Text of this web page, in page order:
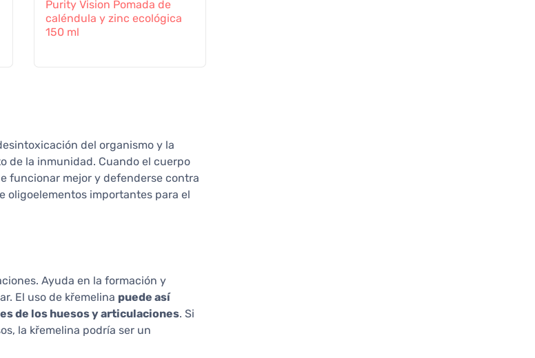
Purity Vision Pomada de
caléndula y zinc ecológica
150 ml
del organismo y la
de la inmunidad. Cuando el cuerpo
funcionar mejor y defenderse contra
oligoelementos importantes para el
Ayuda en la formación y
El uso de křemelina puede así
de los huesos y articulaciones. Si
la křemelina podría ser un